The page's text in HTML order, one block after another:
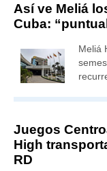
Así ve Meliá
Cuba:
Meliá
Juegos
High
RD